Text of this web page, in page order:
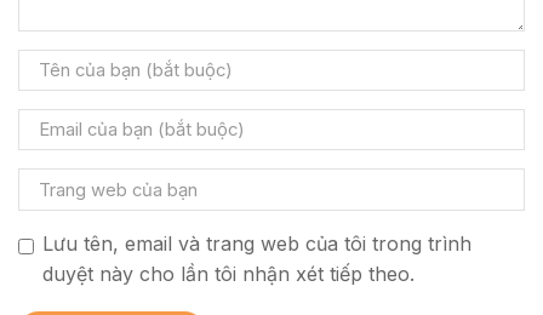
Lưu tên, email và trang web của tôi trong trình
duyệt này cho lần tôi nhận xét tiếp theo.